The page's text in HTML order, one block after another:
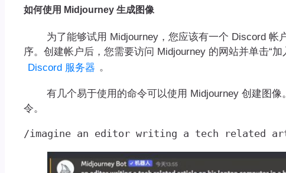
如何使用 Midjourney 生成图像
为了能够试用 Midjourney，您应该有一个 Discord 帐
序。创建帐户后，您需要访问 Midjourney 的网站并单击“
Discord 服务器 。
有几个易于使用的命令可以使用 Midjourney 创建图像
令。
/imagine an editor writing a tech related